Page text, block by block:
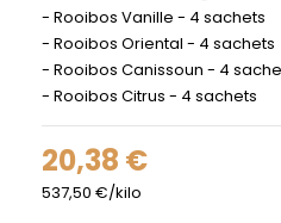
- Rooibos Vanille - 4 sachets
- Rooibos Oriental - 4 sachets
- Rooibos Canissoun - 4
- Rooibos Citrus - 4 sachets
20,38 €
537,50 €/kilo